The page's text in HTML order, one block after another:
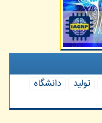
تولید
دانشگاه